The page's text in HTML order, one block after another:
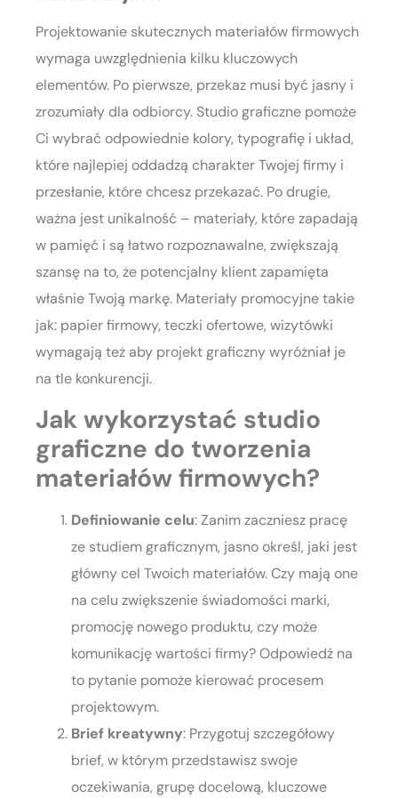
Projektowanie skutecznych materiałów firmowych
wymaga uwzględnienia kilku kluczowych
elementów. Po pierwsze, przekaz musi być jasny i
zrozumiały dla odbiorcy. Studio graficzne pomoże
Ci wybrać odpowiednie kolory, typografię i układ,
które najlepiej oddadzą charakter Twojej firmy i
przesłanie, które chcesz przekazać. Po drugie,
ważna jest unikalność – materiały, które zapadają
w pamięć i są łatwo rozpoznawalne, zwiększają
szansę na to, że potencjalny klient zapamięta
właśnie Twoją markę. Materiały promocyjne takie
jak: papier firmowy, teczki ofertowe, wizytówki
wymagają też aby projekt graficzny wyróżniał je
na tle konkurencji.
Jak wykorzystać studio
graficzne do tworzenia
materiałów firmowych?
Definiowanie celu: Zanim zaczniesz pracę
ze studiem graficznym, jasno określ, jaki jest
główny cel Twoich materiałów. Czy mają one
na celu zwiększenie świadomości marki,
promocję nowego produktu, czy może
komunikację wartości firmy? Odpowiedź na
to pytanie pomoże kierować procesem
projektowym.
Brief kreatywny: Przygotuj szczegółowy
brief, w którym przedstawisz swoje
oczekiwania, grupę docelową, kluczowe